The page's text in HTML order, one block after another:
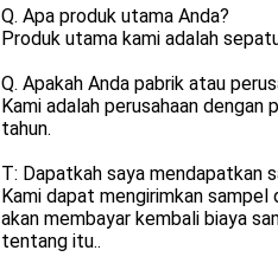
Q. Apa produk utama Anda?
Produk utama kami adalah
Q. Apakah Anda pabrik atau
Kami adalah perusahaan
tahun.
T: Dapatkah saya mendapatkan
Kami dapat mengirimkan sampel
akan membayar kembali biaya
tentang itu..